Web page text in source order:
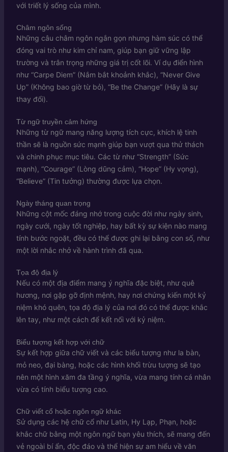
với triết lý sống của mình.
Châm ngôn sống
Những câu châm ngôn ngắn gọn nhưng hàm súc có thể
đóng vai trò như kim chỉ nam, giúp bạn giữ vững lập
trường và trân trọng những giá trị cốt lõi. Ví dụ điển hình
như “Carpe Diem” (Nắm bắt khoảnh khắc), “Never Give
Up” (Không bao giờ từ bỏ), “Be the Change” (Hãy là sự
thay đổi).
Từ ngữ truyền cảm hứng
Những từ ngữ mang năng lượng tích cực, khích lệ tinh
thần sẽ là nguồn sức mạnh giúp bạn vượt qua thử thách
và chinh phục mục tiêu. Các từ như “Strength” (Sức
mạnh), “Courage” (Lòng dũng cảm), “Hope” (Hy vọng),
“Believe” (Tin tưởng) thường được lựa chọn.
Ngày tháng quan trọng
Những cột mốc đáng nhớ trong cuộc đời như ngày sinh,
ngày cưới, ngày tốt nghiệp, hay bất kỳ sự kiện nào mang
tính bước ngoặt, đều có thể được ghi lại bằng con số, như
một lời nhắc nhở về hành trình đã qua.
Tọa độ địa lý
Nếu có một địa điểm mang ý nghĩa đặc biệt, như quê
hương, nơi gặp gỡ định mệnh, hay nơi chứng kiến một kỷ
niệm khó quên, tọa độ địa lý của nơi đó có thể được khắc
lên tay, như một cách để kết nối với kỷ niệm.
Biểu tượng kết hợp với chữ
Sự kết hợp giữa chữ viết và các biểu tượng như la bàn,
mỏ neo, đại bàng, hoặc các hình khối trừu tượng sẽ tạo
nên một hình xăm đa tầng ý nghĩa, vừa mang tính cá nhân
vừa có tính biểu tượng cao.
Chữ viết cổ hoặc ngôn ngữ khác
Sử dụng các hệ chữ cổ như Latin, Hy Lạp, Phạn, hoặc
khắc chữ bằng một ngôn ngữ bạn yêu thích, sẽ mang đến
vẻ ngoài bí ẩn, độc đáo và thể hiện sự am hiểu về văn